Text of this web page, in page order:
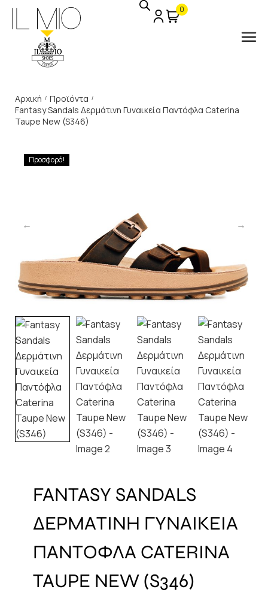
0
Αρχική / Προϊόντα /
Fantasy Sandals Δερμάτινη Γυναικεία Παντόφλα Caterina
Taupe New (S346)
Προσφορά!
FANTASY SANDALS
ΔΕΡΜΑΤΙΝΗ ΓΥΝΑΙΚΕΙΑ
ΠΑΝΤΟΦΛΑ CATERINA
TAUPE NEW (S346)